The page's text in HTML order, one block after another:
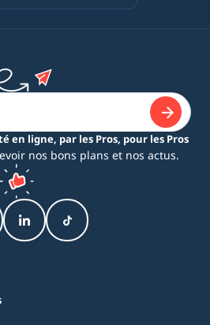
en ligne, par les Pros, pour les Pros
nos bons plans et nos actus.